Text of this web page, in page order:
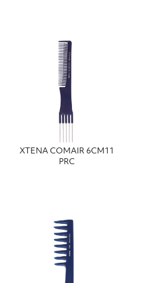
ΧΤΕΝΑ COMAIR 6CΜ11
PRC